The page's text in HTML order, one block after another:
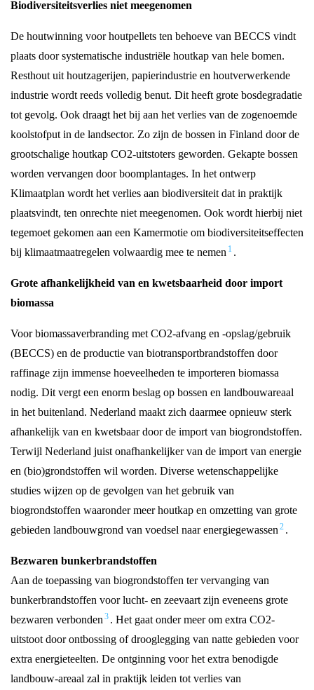
Biodiversiteitsverlies niet meegenomen
De houtwinning voor houtpellets ten behoeve van BECCS vindt
plaats door systematische industriële houtkap van hele bomen.
Resthout uit houtzagerijen, papierindustrie en houtverwerkende
industrie wordt reeds volledig benut. Dit heeft grote bosdegradatie
tot gevolg. Ook draagt het bij aan het verlies van de zogenoemde
koolstofput in de landsector. Zo zijn de bossen in Finland door de
grootschalige houtkap CO2-uitstoters geworden. Gekapte bossen
worden vervangen door boomplantages. In het ontwerp
Klimaatplan wordt het verlies aan biodiversiteit dat in praktijk
plaatsvindt, ten onrechte niet meegenomen. Ook wordt hierbij niet
tegemoet gekomen aan een Kamermotie om biodiversiteitseffecten
bij klimaatmaatregelen volwaardig mee te nemen 1 .
Grote afhankelijkheid van en kwetsbaarheid door import
biomassa
Voor biomassaverbranding met CO2-afvang en -opslag/gebruik
(BECCS) en de productie van biotransportbrandstoffen door
raffinage zijn immense hoeveelheden te importeren biomassa
nodig. Dit vergt een enorm beslag op bossen en landbouwareaal
in het buitenland. Nederland maakt zich daarmee opnieuw sterk
afhankelijk van en kwetsbaar door de import van biogrondstoffen.
Terwijl Nederland juist onafhankelijker van de import van energie
en (bio)grondstoffen wil worden. Diverse wetenschappelijke
studies wijzen op de gevolgen van het gebruik van
biogrondstoffen waaronder meer houtkap en omzetting van grote
gebieden landbouwgrond van voedsel naar energiegewassen 2 .
Bezwaren bunkerbrandstoffen
Aan de toepassing van biogrondstoffen ter vervanging van
bunkerbrandstoffen voor lucht- en zeevaart zijn eveneens grote
bezwaren verbonden 3 . Het gaat onder meer om extra CO2-
uitstoot door ontbossing of drooglegging van natte gebieden voor
extra energieteelten. De ontginning voor het extra benodigde
landbouw-areaal zal in praktijk leiden tot verlies van